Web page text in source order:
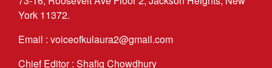
York 11372.
Email : voiceofkulaura2@gmail.com
Chief Editor : Shafiq Chowdhury